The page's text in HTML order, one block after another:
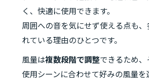
く、快適に使用できます。
周囲への音を気にせず使える点も
れている理由のひとつです。
風量は複数段階で調整できるため
使用シーンに合わせて好みの風量を